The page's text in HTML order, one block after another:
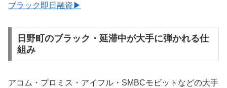
ブラック即日融資▶
日野町のブラック・延滞中が大手に弾かれる仕
組み
アコム・プロミス・アイフル・SMBCモビットなどの大手